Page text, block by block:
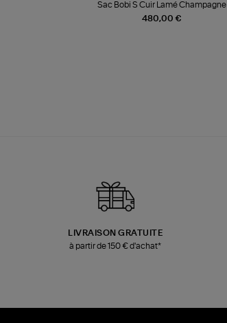
480,00 €
Sac Bobi S Cuir Lamé Champagne
LIVRAISON GRATUITE
à partir de 150 € d'achat*